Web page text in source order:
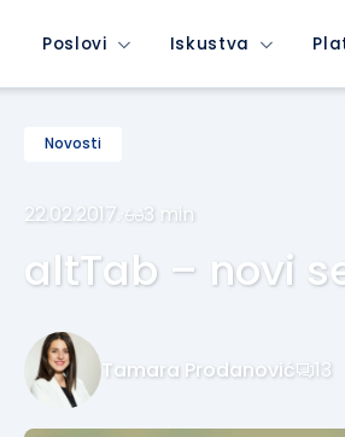
Poslovi Iskustva
Novosti
22.02.2017. 3 min
altTab – novi
Tamara Prodanović 13